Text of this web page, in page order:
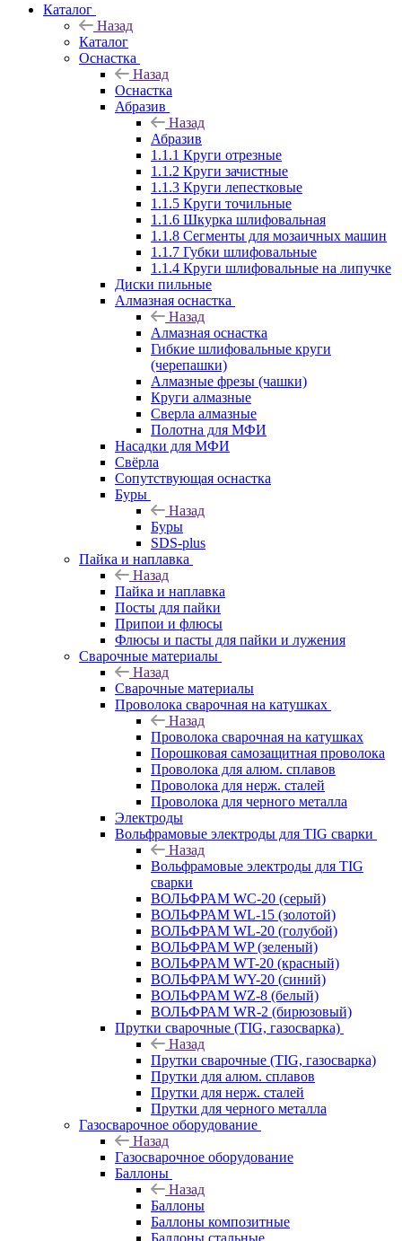
Каталог
Назад
Каталог
Оснастка
Назад
Оснастка
Абразив
Назад
Абразив
1.1.1 Круги отрезные
1.1.2 Круги зачистные
1.1.3 Круги лепестковые
1.1.5 Круги точильные
1.1.6 Шкурка шлифовальная
1.1.8 Сегменты для мозаичных машин
1.1.7 Губки шлифовальные
1.1.4 Круги шлифовальные на липучке
Диски пильные
Алмазная оснастка
Назад
Алмазная оснастка
Гибкие шлифовальные круги
(черепашки)
Алмазные фрезы (чашки)
Круги алмазные
Сверла алмазные
Полотна для МФИ
Насадки для МФИ
Свёрла
Сопутствующая оснастка
Буры
Назад
Буры
SDS-plus
Пайка и наплавка
Назад
Пайка и наплавка
Посты для пайки
Припои и флюсы
Флюсы и пасты для пайки и лужения
Сварочные материалы
Назад
Сварочные материалы
Проволока сварочная на катушках
Назад
Проволока сварочная на катушках
Порошковая самозащитная проволока
Проволока для алюм. сплавов
Проволока для нерж. сталей
Проволока для черного металла
Электроды
Вольфрамовые электроды для TIG сварки
Назад
Вольфрамовые электроды для TIG
сварки
ВОЛЬФРАМ WC-20 (серый)
ВОЛЬФРАМ WL-15 (золотой)
ВОЛЬФРАМ WL-20 (голубой)
ВОЛЬФРАМ WP (зеленый)
ВОЛЬФРАМ WT-20 (красный)
ВОЛЬФРАМ WY-20 (синий)
ВОЛЬФРАМ WZ-8 (белый)
ВОЛЬФРАМ WR-2 (бирюзовый)
Прутки сварочные (TIG, газосварка)
Назад
Прутки сварочные (TIG, газосварка)
Прутки для алюм. сплавов
Прутки для нерж. сталей
Прутки для черного металла
Газосварочное оборудование
Назад
Газосварочное оборудование
Баллоны
Назад
Баллоны
Баллоны композитные
Баллоны стальные